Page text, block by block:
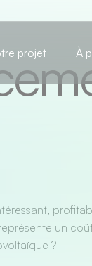
projet À
un
?